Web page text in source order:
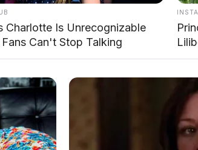
suspensi ini sebelum Omoway hadir.
Sistem serupa yang digunakan BMW.
Motor roda tiga dengan teknologi
suspensi canggih.
Charlotte Is Unrecognizable
Can't Stop Talking